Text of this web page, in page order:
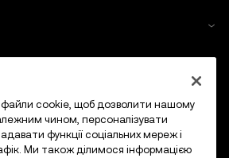
файли cookie, щоб дозволити нашому
чином, персоналізувати
функції соціальних мереж і
Ми також ділимося інформацією